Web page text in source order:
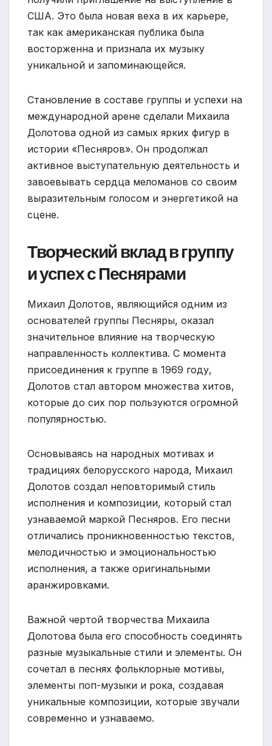
США. Это была новая веха в их карьере,
так как американская публика была
восторженна и признала их музыку
уникальной и запоминающейся.
Становление в составе группы и успехи на
международной арене сделали Михаила
Долотова одной из самых ярких фигур в
истории «Песняров». Он продолжал
активное выступательную деятельность и
завоевывать сердца меломанов со своим
выразительным голосом и энергетикой на
сцене.
Творческий вклад в группу
и успех с Песнярами
Михаил Долотов, являющийся одним из
основателей группы Песняры, оказал
значительное влияние на творческую
направленность коллектива. С момента
присоединения к группе в 1969 году,
Долотов стал автором множества хитов,
которые до сих пор пользуются огромной
популярностью.
Основываясь на народных мотивах и
традициях белорусского народа, Михаил
Долотов создал неповторимый стиль
исполнения и композиции, который стал
узнаваемой маркой Песняров. Его песни
отличались проникновенностью текстов,
мелодичностью и эмоциональностью
исполнения, а также оригинальными
аранжировками.
Важной чертой творчества Михаила
Долотова была его способность соединять
разные музыкальные стили и элементы. Он
сочетал в песнях фольклорные мотивы,
элементы поп-музыки и рока, создавая
уникальные композиции, которые звучали
современно и узнаваемо.